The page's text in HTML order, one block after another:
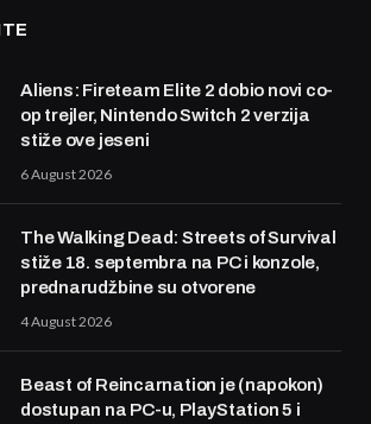
Aliens: Fireteam Elite 2 dobio novi co-
op trejler, Nintendo Switch 2 verzija
stiže ove jeseni
6 August 2026
The Walking Dead: Streets of Survival
stiže 18. septembra na PC i konzole,
prednarudžbine su otvorene
4 August 2026
Beast of Reincarnation je (napokon)
dostupan na PC-u, PlayStation 5 i